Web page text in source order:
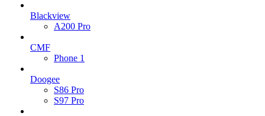
Blackview
A200 Pro
CMF
Phone 1
Doogee
S86 Pro
S97 Pro